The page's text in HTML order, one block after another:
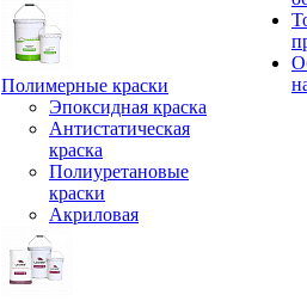
Полимерные краски
Эпоксидная краска
Антистатическая
краска
Полиуретановые
краски
Акриловая